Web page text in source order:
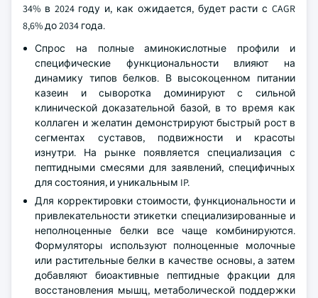
34% в 2024 году и, как ожидается, будет расти с CAGR
8,6% до 2034 года.
Спрос на полные аминокислотные профили и
специфические функциональности влияют на
динамику типов белков. В высокоценном питании
казеин и сыворотка доминируют с сильной
клинической доказательной базой, в то время как
коллаген и желатин демонстрируют быстрый рост в
сегментах суставов, подвижности и красоты
изнутри. На рынке появляется специализация с
пептидными смесями для заявлений, специфичных
для состояния, и уникальным IP.
Для корректировки стоимости, функциональности и
привлекательности этикетки специализированные и
неполноценные белки все чаще комбинируются.
Формуляторы используют полноценные молочные
или растительные белки в качестве основы, а затем
добавляют биоактивные пептидные фракции для
восстановления мышц, метаболической поддержки